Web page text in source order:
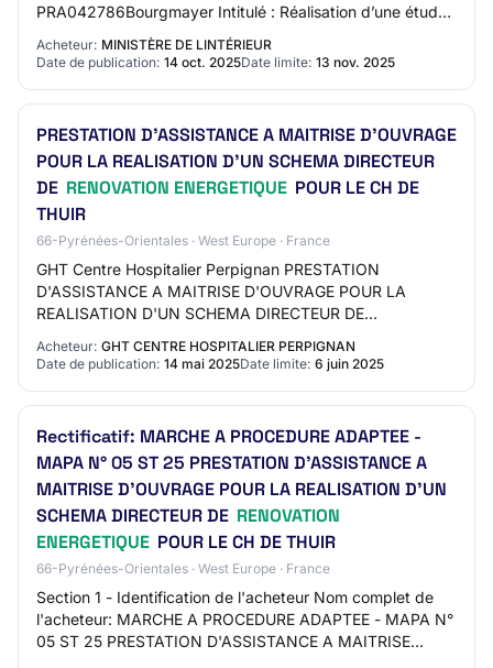
PRA042786Bourgmayer Intitulé : Réalisation d’une étude
sur la rénovation thermique, é…
Acheteur: MINISTÈRE DE LINTÉRIEUR
Date de publication: 14 oct. 2025Date limite: 13 nov. 2025
PRESTATION D'ASSISTANCE A MAITRISE D'OUVRAGE
POUR LA REALISATION D'UN SCHEMA DIRECTEUR
DE RENOVATION ENERGETIQUE POUR LE CH DE
THUIR
66-Pyrénées-Orientales · West Europe · France
GHT Centre Hospitalier Perpignan PRESTATION
D'ASSISTANCE A MAITRISE D'OUVRAGE POUR LA
REALISATION D'UN SCHEMA DIRECTEUR DE
2521-1648 66 - THUIR Etudes, M…
Acheteur: GHT CENTRE HOSPITALIER PERPIGNAN
Date de publication: 14 mai 2025Date limite: 6 juin 2025
Rectificatif: MARCHE A PROCEDURE ADAPTEE -
MAPA N° 05 ST 25 PRESTATION D'ASSISTANCE A
MAITRISE D'OUVRAGE POUR LA REALISATION D'UN
SCHEMA DIRECTEUR DE RENOVATION
ENERGETIQUE POUR LE CH DE THUIR
66-Pyrénées-Orientales · West Europe · France
Section 1 - Identification de l'acheteur Nom complet de
l'acheteur: MARCHE A PROCEDURE ADAPTEE - MAPA N°
05 ST 25 PRESTATION D'ASSISTANCE A MAITRISE